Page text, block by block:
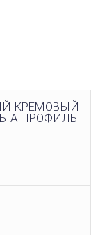
КРЕМОВЫЙ
ПРОФИЛЬ